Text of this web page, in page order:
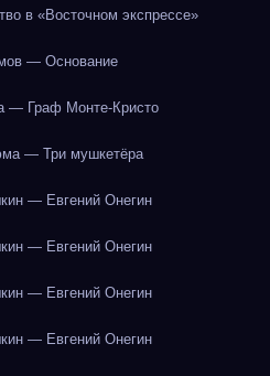
в «Восточном экспрессе»
— Основание
— Граф Монте-Кристо
— Три мушкетёра
— Евгений Онегин
— Евгений Онегин
— Евгений Онегин
— Евгений Онегин